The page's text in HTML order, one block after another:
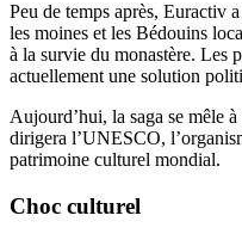
Peu de temps après, Euractiv
les moines et les Bédouins
à la survie du monastère. Les
actuellement une solution
Aujourd’hui, la saga se mêle
dirigera l’UNESCO,
patrimoine culturel mondial.
Choc culturel